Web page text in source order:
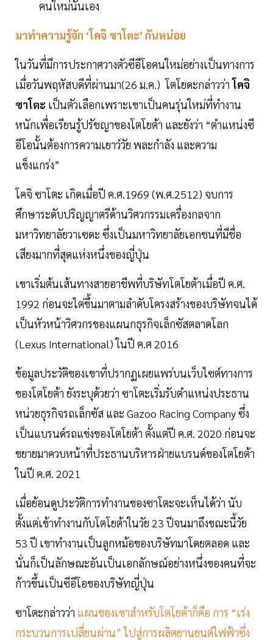
คนใหม่นั่นเอง
มาทำความรู้จัก ‘โคจิ ซาโตะ’ กันหน่อย
ในวันที่มีการประกาศวางตัวซีอีโอคนใหม่อย่างเป็นทางการ
เมื่อวันพฤหัสบดีที่ผ่านมา(26 ม.ค.) โตโยดะกล่าวว่าโคจิ
ซาโตะ เป็นตัวเลือกเพราะเขาเป็นคนรุ่นใหม่ที่ทำงาน
หนักเพื่อเรียนรู้ปรัชญาของโตโยต้า และยังว่า “ตำแหน่งซี
อีโอนั้นต้องการความเยาว์วัย พละกำลัง และความ
แข็งแกร่ง”
โคจิ ซาโตะ เกิดเมื่อปี ค.ศ.1969 (พ.ศ.2512) จบการ
ศึกษาระดับปริญญาตรีด้านวิศวกรรมเครื่องกลจาก
มหาวิทยาลัยวาเซดะ ซึ่งเป็นมหาวิทยาลัยเอกชนที่มีชื่อ
เสียงมากที่สุดแห่งหนึ่งของญี่ปุ่น
เขาเริ่มต้นเส้นทางสายอาชีพที่บริษัทโตโยต้าเมื่อปี ค.ศ.
1992 ก่อนจะไต่ขึ้นมาตามลำดับโครงสร้างของบริษัทจนได้
เป็นหัวหน้าวิศวกรของแผนกธุรกิจเล็กซัสตลาดโลก
(Lexus International) ในปี ค.ศ 2016
ข้อมูลประวัติของเขาที่ปรากฏเผยแพร่บนเว็บไซต์ทางการ
ของโตโยต้า ยังระบุด้วยว่า ซาโตะเริ่มรับตำแหน่งประธาน
หน่วยธุรกิจรถเล็กซัส และ Gazoo Racing Company ซึ่ง
เป็นแบรนด์รถแข่งของโตโยต้า ตั้งแต่ปี ค.ศ. 2020 ก่อนจะ
ขยายมาควบหน้าที่ประธานบริหารฝ่ายแบรนด์ของโตโยต้า
ในปี ค.ศ. 2021
เมื่อย้อนดูประวัติการทำงานของซาโตะจะเห็นได้ว่า นับ
ตั้งแต่เข้าทำงานกับโตโยต้าในวัย 23 ปีจนมาถึงขณะนี้วัย
53 ปี เขาทำงานเป็นลูกหม้อของบริษัทมาโดยตลอด และ
นั่นก็เป็นลักษณะอันเป็นเอกลักษณ์อย่างหนึ่งของคนที่จะ
ก้าวขึ้นเป็นซีอีโอของบริษัทญี่ปุ่น
ซาโตะกล่าวว่า แผนของเขาสำหรับโตโยต้าก็คือ การ “เร่ง
กระบวนการเปลี่ยนผ่าน” ไปสู่การผลิตยานยนต์ไฟฟ้าซึ่ง